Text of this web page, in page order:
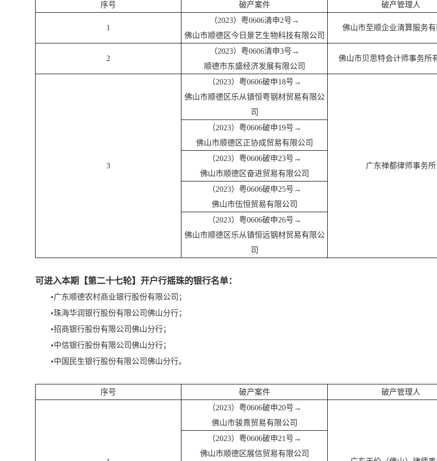
序号 破产案件 破产管理人
1
（2023）粤0606清申2号→
佛山市顺德区今日景艺生物科技有限公司
佛山市至顺企业清算服务
2
（2023）粤0606清申3号→
顺德市东盛经济发展有限公司
佛山市贝思特会计师事务所
3
（2023）粤0606破申18号→
佛山市顺德区乐从镇恒粤钢材贸易有限公
司
广东禅都律师事务所
（2023）粤0606破申19号→
佛山市顺德区正协成贸易有限公司
（2023）粤0606破申23号→
佛山市顺德区奋进贸易有限公司
（2023）粤0606破申25号→
佛山市伍恒贸易有限公司
（2023）粤0606破申26号→
佛山市顺德区乐从镇恒远钢材贸易有限公
司
可进入本期【第二十七轮】开户行摇珠的银行名单：
•广东顺德农村商业银行股份有限公司；
•珠海华润银行股份有限公司佛山分行；
•招商银行股份有限公司佛山分行；
•中信银行股份有限公司佛山分行；
•中国民生银行股份有限公司佛山分行。
序号 破产案件 破产管理人
（2023）粤0606破申20号→
佛山市骏熹贸易有限公司
（2023）粤0606破申21号→
佛山市顺德区展信贸易有限公司